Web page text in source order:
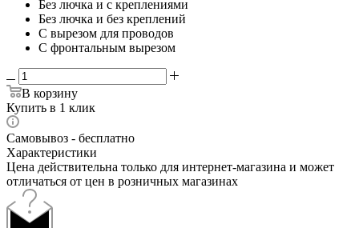
Без лючка и с креплениями
Без лючка и без креплений
С вырезом для проводов
С фронтальным вырезом
В корзину
Купить в 1 клик
Самовывоз - бесплатно
Характеристики
Цена действительна только для интернет-магазина и может
отличаться от цен в розничных магазинах